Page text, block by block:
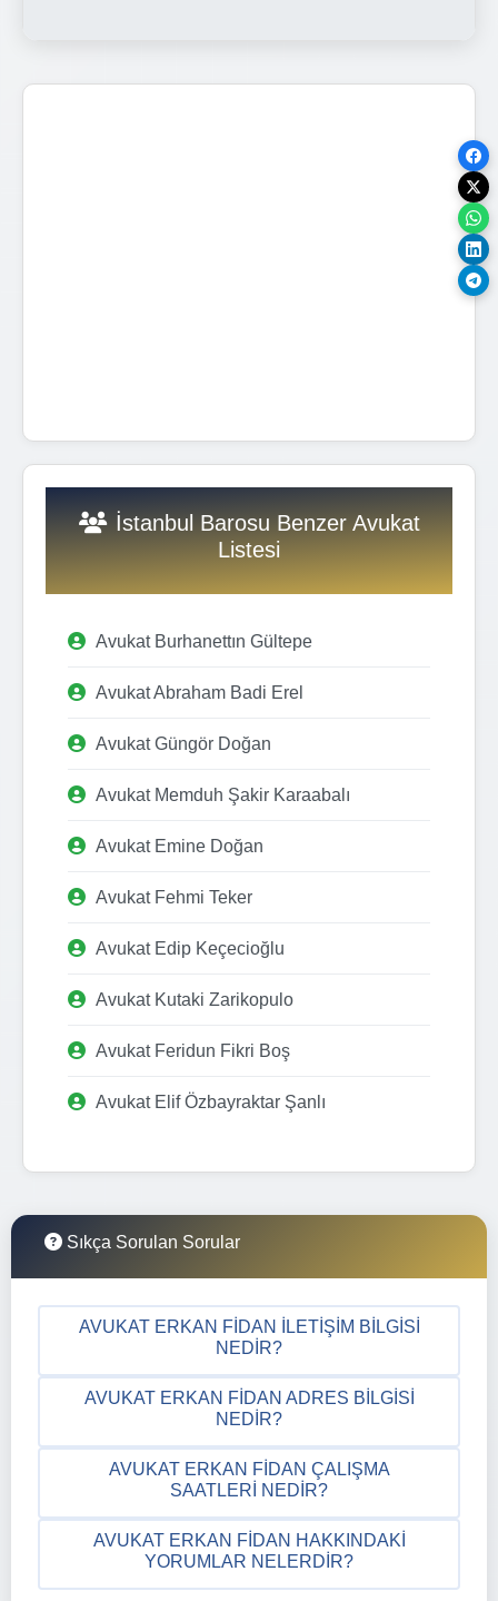
İstanbul Barosu Benzer Avukat
Listesi
Avukat Burhanettın Gültepe
Avukat Abraham Badi Erel
Avukat Güngör Doğan
Avukat Memduh Şakir Karaabalı
Avukat Emine Doğan
Avukat Fehmi Teker
Avukat Edip Keçecioğlu
Avukat Kutaki Zarikopulo
Avukat Feridun Fikri Boş
Avukat Elif Özbayraktar Şanlı
Sıkça Sorulan Sorular
AVUKAT ERKAN FIDAN İLETIŞIM BILGISI
NEDIR?
AVUKAT ERKAN FIDAN ADRES BILGISI
NEDIR?
AVUKAT ERKAN FIDAN ÇALIŞMA
SAATLERI NEDIR?
AVUKAT ERKAN FIDAN HAKKINDAKI
YORUMLAR NELERDIR?